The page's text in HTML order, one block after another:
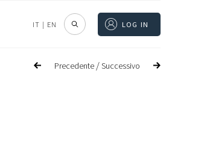
IT | EN LOG IN
Precedente /Successivo